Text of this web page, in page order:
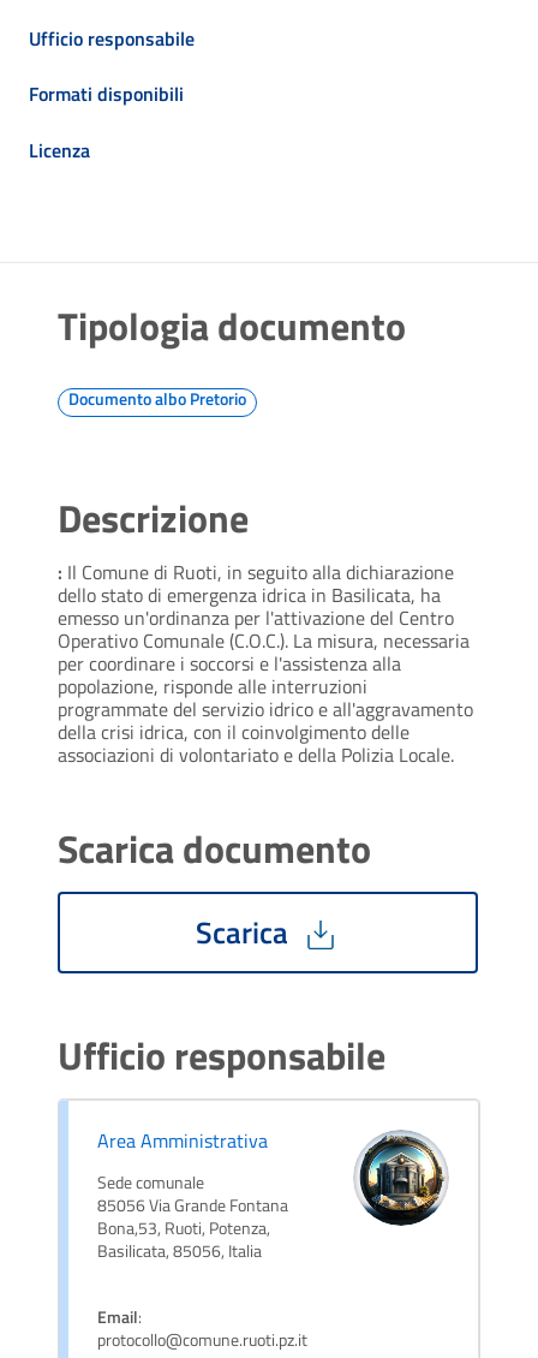
Ufficio responsabile
Formati disponibili
Licenza
Tipologia documento
Documento albo Pretorio
Descrizione
: Il Comune di Ruoti, in seguito alla dichiarazione
dello stato di emergenza idrica in Basilicata, ha
emesso un'ordinanza per l'attivazione del Centro
Operativo Comunale (C.O.C.). La misura, necessaria
per coordinare i soccorsi e l'assistenza alla
popolazione, risponde alle interruzioni
programmate del servizio idrico e all'aggravamento
della crisi idrica, con il coinvolgimento delle
associazioni di volontariato e della Polizia Locale.
Scarica documento
Scarica
Ufficio responsabile
Area Amministrativa
Sede comunale
85056 Via Grande Fontana
Bona,53, Ruoti, Potenza,
Basilicata, 85056, Italia
Email:
protocollo@comune.ruoti.pz.it